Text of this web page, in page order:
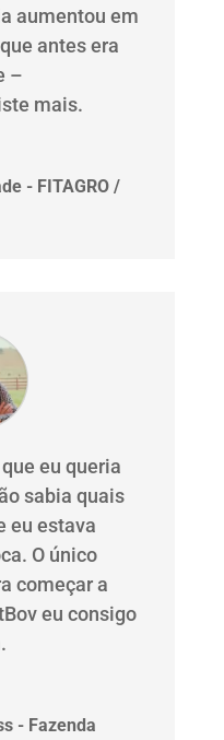
aumentou em
antes era
–
mais.
- FITAGRO /
eu queria
sabia quais
eu estava
O único
começar a
eu consigo
- Fazenda